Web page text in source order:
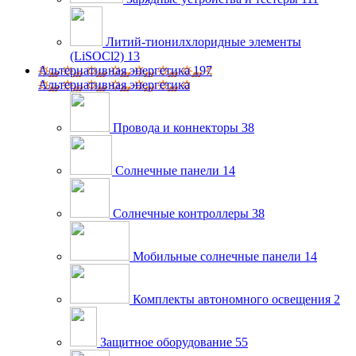
Литий-тионилхлоридные элементы
(LiSOCl2) 13
Альтернативная энергетика 197
Альтернативная энергетика
Провода и коннекторы 38
Солнечные панели 14
Солнечные контроллеры 38
Мобильные солнечные панели 14
Комплекты автономного освещения 2
Защитное оборудование 55